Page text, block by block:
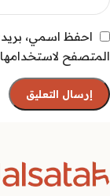
احفظ اسمي،
المتصفح